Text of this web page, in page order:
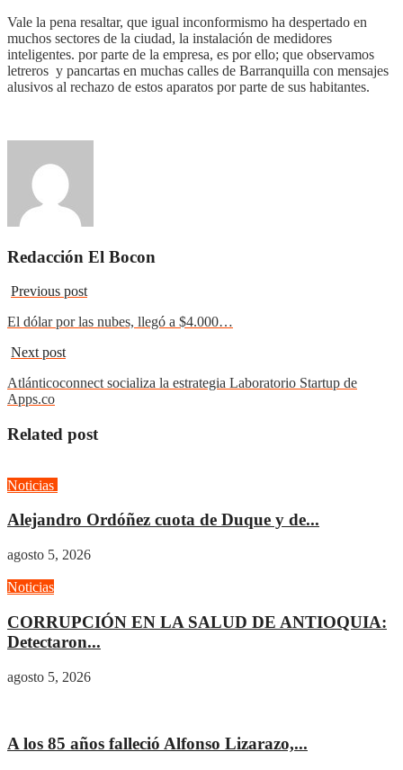
Vale la pena resaltar, que igual inconformismo ha despertado en
muchos sectores de la ciudad, la instalación de medidores
inteligentes. por parte de la empresa, es por ello; que observamos
letreros y pancartas en muchas calles de Barranquilla con mensajes
alusivos al rechazo de estos aparatos por parte de sus habitantes.
Redacción El Bocon
Previous post
El dólar por las nubes, llegó a $4.000…
Next post
Atlánticoconnect socializa la estrategia Laboratorio Startup de
Apps.co
Related post
Noticias
Alejandro Ordóñez cuota de Duque y de...
agosto 5, 2026
Noticias
CORRUPCIÓN EN LA SALUD DE ANTIOQUIA:
Detectaron...
agosto 5, 2026
A los 85 años falleció Alfonso Lizarazo,...